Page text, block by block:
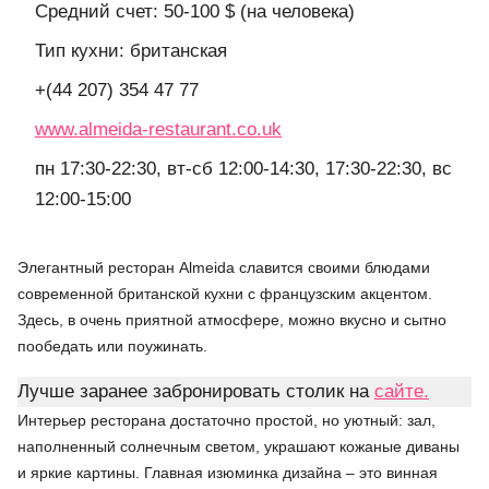
Средний счет: 50-100 $ (на человека)
Тип кухни: британская
+(44 207) 354 47 77
www.almeida-restaurant.co.uk
пн 17:30-22:30, вт-сб 12:00-14:30, 17:30-22:30, вс
12:00-15:00
Элегантный ресторан Almeida славится своими блюдами
современной британской кухни с французским акцентом.
Здесь, в очень приятной атмосфере, можно вкусно и сытно
пообедать или поужинать.
Лучше заранее забронировать столик на сайте.
Интерьер ресторана достаточно простой, но уютный: зал,
наполненный солнечным светом, украшают кожаные диваны
и яркие картины. Главная изюминка дизайна – это винная